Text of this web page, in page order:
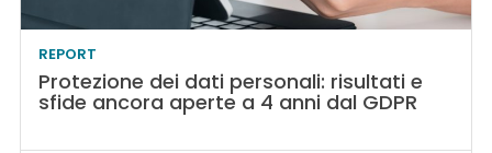
REPORT
Protezione dei dati personali: risultati e
sfide ancora aperte a 4 anni dal GDPR